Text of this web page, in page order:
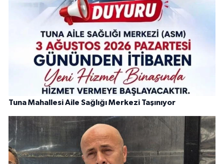
Tuna Mahallesi Aile Sağlığı Merkezi Taşınıyor